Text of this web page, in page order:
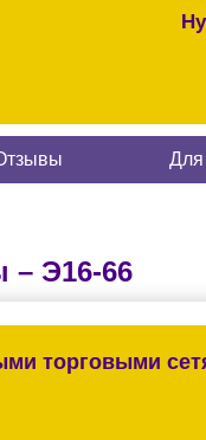
Для
– Э16-66
торговыми